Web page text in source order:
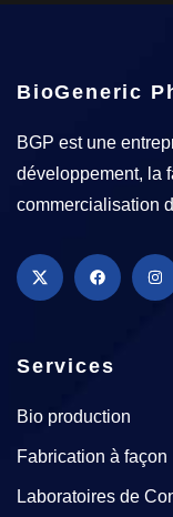
BioGeneric
BGP est une
développement, la
commercialisation
Services
Bio production
Fabrication à façon
Laboratoires de